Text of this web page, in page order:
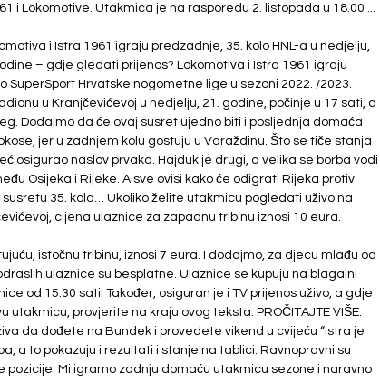
i Lokomotive. Utakmica je na rasporedu 2. listopada u 18.00 ...
i Istra 1961 igraju predzadnje, 35. kolo HNL-a u nedjelju,
– gdje gledati prijenos? Lokomotiva i Istra 1961 igraju
SuperSport Hrvatske nogometne lige u sezoni 2022. /2023.
u Kranjčevićevoj u nedjelju, 21. godine, počinje u 17 sati, a
Dodajmo da će ovaj susret ujedno biti i posljednja domaća
jer u zadnjem kolu gostuju u Varaždinu. Što se tiče stanja
osigurao naslov prvaka. Hajduk je drugi, a velika se borba vodi
Osijeka i Rijeke. A sve ovisi kako će odigrati Rijeka protiv
35. kola… Ukoliko želite utakmicu pogledati uživo na
cijena ulaznice za zapadnu tribinu iznosi 10 eura.
istočnu tribinu, iznosi 7 eura. I dodajmo, za djecu mlađu od
ulaznice su besplatne. Ulaznice se kupuju na blagajni
od 15:30 sati! Također, osiguran je i TV prijenos uživo, a gdje
utakmicu, provjerite na kraju ovog teksta. PROČITAJTE VIŠE:
da dođete na Bundek i provedete vikend u cvijeću “Istra je
a to pokazuju i rezultati i stanje na tablici. Ravnopravni su
pozicije. Mi igramo zadnju domaću utakmicu sezone i naravno